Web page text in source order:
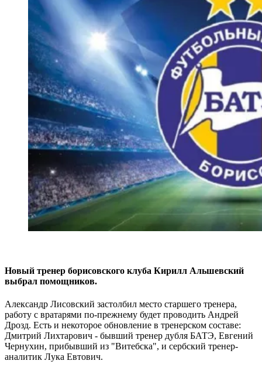
Новый тренер борисовского клуба Кирилл Альшевский
выбрал помощников.
Александр Лисовский застолбил место старшего тренера,
работу с вратарями по-прежнему будет проводить Андрей
Дрозд. Есть и некоторое обновление в тренерском составе:
Дмитрий Лихтарович - бывший тренер дубля БАТЭ, Евгений
Чернухин, прибывший из "Витебска", и сербский тренер-
аналитик Лука Евтович.